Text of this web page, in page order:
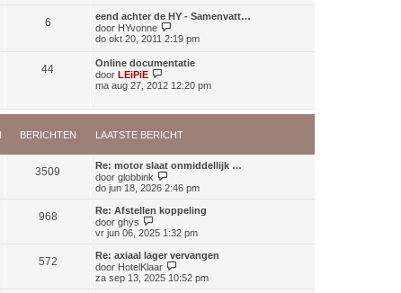
a
t
s
e
e
c
t
i
j
k
l
a
s
e
e
i
c
h
t
6
eend achter de HY - Samenvatt…
door HYvonne
e
j
k
l
a
s
e
b
r
c
t
do okt 20, 2011 2:19 pm
44
Online documentatie
door LEiPiE
e
j
l
t
s
t
b
r
c
h
t
ma aug 27, 2012 12:20 pm
BERICHTEN LAATSTE BERICHT
3509
Re: motor slaat onmiddellijk …
door globbink
e
i
j
k
l
a
t
s
do jun 18, 2026 2:46 pm
968
Re: Afstellen koppeling
door ghys
e
i
j
k
l
vr jun 06, 2025 1:32 pm
572
Re: axiaal lager vervangen
door HotelKlaar
e
za sep 13, 2025 10:52 pm